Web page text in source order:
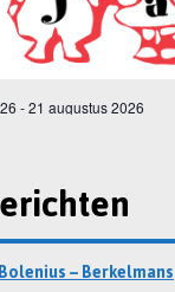
– Berkelmans